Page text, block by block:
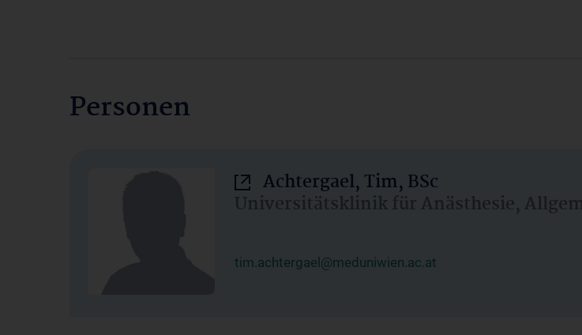
Personen
Achtergael, Tim, BSc
Universitätsklinik für Anästhesie,
tim.achtergael@meduniwien.ac.at